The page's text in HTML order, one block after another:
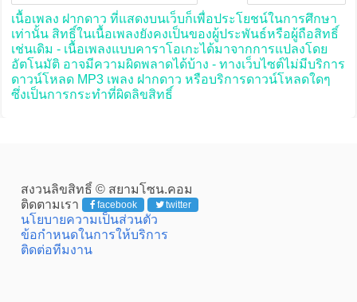
เนื้อเพลง ฝากดาว ที่แสดงบนเว็บก็เพื่อประโยชน์ในการศึกษา
เท่านั้น สิทธิ์ในเนื้อเพลงยังคงเป็นของผู้ประพันธ์หรือผู้ถือสิทธิ์
เช่นเดิม - เนื้อเพลงแบบคาราโอเกะได้มาจากการแปลงโดย
อัตโนมัติ อาจมีความผิดพลาดได้บ้าง - ทางเว็บไซต์ไม่มีบริการ
ดาวน์โหลด MP3 เพลง ฝากดาว หรือบริการดาวน์โหลดใดๆ
ซึ่งเป็นการกระทำที่ผิดลิขสิทธิ์
สงวนลิขสิทธิ์ © สยามโซน.คอม
ติดตามเรา
facebook twitter
นโยบายความเป็นส่วนตัว
ข้อกำหนดในการให้บริการ
ติดต่อทีมงาน